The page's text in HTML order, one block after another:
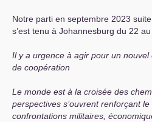
Notre parti en septembre 2023
s’est tenu à Johannesburg du 22 au
Il y a urgence à agir pour un
de coopération
Le monde est à la croisée des
perspectives s’ouvrent renforçant
confrontations militaires,